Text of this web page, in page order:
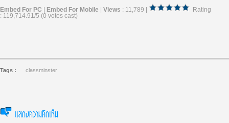
Embed For PC Embed For Mobile Views : 11,789 |
Rating
: 119,714.91/5 (0 votes cast)
Tags : classminster
แสดงความคิดเห็น